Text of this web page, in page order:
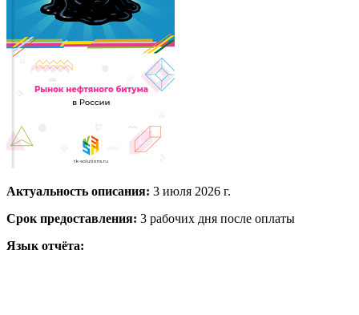
Актуальность описания: 3 июля 2026 г.
Срок предоставления: 3 рабочих дня после оплаты
Язык отчёта: